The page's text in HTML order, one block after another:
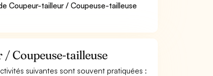
Coupeur-tailleur / Coupeuse-tailleuse
Coupeuse-tailleuse
suivantes sont souvent pratiquées :